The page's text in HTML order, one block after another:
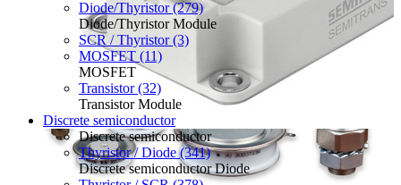
Diode/Thyristor (279)
Diode/Thyristor Module
SCR / Thyristor (3)
MOSFET (11)
MOSFET
Transistor (32)
Transistor Module
Discrete semiconductor
Discrete semiconductor
Thyristor / Diode (341)
Discrete semiconductor Diode